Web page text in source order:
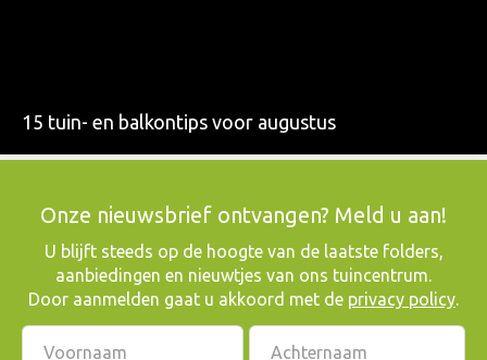
15 tuin- en balkontips voor augustus
Onze nieuwsbrief ontvangen? Meld u aan!
​U blijft steeds op de hoogte van de laatste folders,
aanbiedingen en nieuwtjes van ons tuincentrum.
Door aanmelden gaat u akkoord met de privacy policy.